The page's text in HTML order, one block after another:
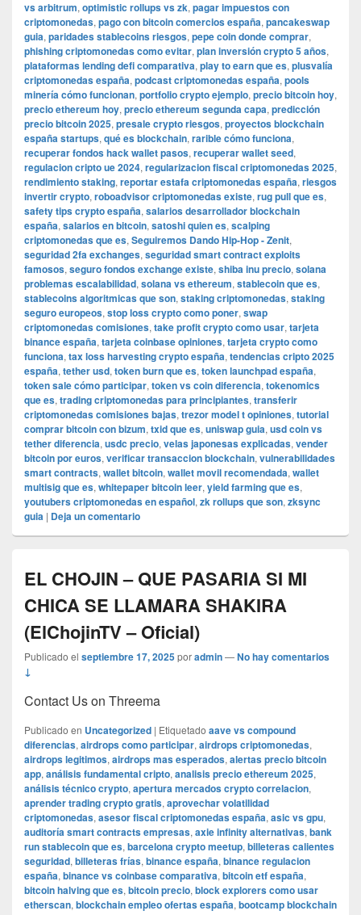
vs arbitrum, optimistic rollups vs zk, pagar impuestos con
criptomonedas, pago con bitcoin comercios españa, pancakeswap
guia, paridades stablecoins riesgos, pepe coin donde comprar,
phishing criptomonedas como evitar, plan inversión crypto 5 años,
plataformas lending defi comparativa, play to earn que es, plusvalía
criptomonedas españa, podcast criptomonedas españa, pools
minería cómo funcionan, portfolio crypto ejemplo, precio bitcoin hoy,
precio ethereum hoy, precio ethereum segunda capa, predicción
precio bitcoin 2025, presale crypto riesgos, proyectos blockchain
españa startups, qué es blockchain, rarible cómo funciona,
recuperar fondos hack wallet pasos, recuperar wallet seed,
regulacion cripto ue 2024, regularizacion fiscal criptomonedas 2025,
rendimiento staking, reportar estafa criptomonedas españa, riesgos
invertir crypto, roboadvisor criptomonedas existe, rug pull que es,
safety tips crypto españa, salarios desarrollador blockchain
españa, salarios en bitcoin, satoshi quien es, scalping
criptomonedas que es, Seguiremos Dando Hip-Hop - Zenit,
seguridad 2fa exchanges, seguridad smart contract exploits
famosos, seguro fondos exchange existe, shiba inu precio, solana
problemas escalabilidad, solana vs ethereum, stablecoin que es,
stablecoins algoritmicas que son, staking criptomonedas, staking
seguro europeos, stop loss crypto como poner, swap
criptomonedas comisiones, take profit crypto como usar, tarjeta
binance españa, tarjeta coinbase opiniones, tarjeta crypto como
funciona, tax loss harvesting crypto españa, tendencias cripto 2025
españa, tether usd, token burn que es, token launchpad españa,
token sale cómo participar, token vs coin diferencia, tokenomics
que es, trading criptomonedas para principiantes, transferir
criptomonedas comisiones bajas, trezor model t opiniones, tutorial
comprar bitcoin con bizum, txid que es, uniswap guia, usd coin vs
tether diferencia, usdc precio, velas japonesas explicadas, vender
bitcoin por euros, verificar transaccion blockchain, vulnerabilidades
smart contracts, wallet bitcoin, wallet movil recomendada, wallet
multisig que es, whitepaper bitcoin leer, yield farming que es,
youtubers criptomonedas en español, zk rollups que son, zksync
guia | Deja un comentario
EL CHOJIN – QUE PASARIA SI MI
CHICA SE LLAMARA SHAKIRA
(ElChojinTV – Oficial)
Publicado el septiembre 17, 2025poradmin—No hay comentarios
↓
Contact Us on Threema
Publicado en Uncategorized | Etiquetado aave vs compound
diferencias, airdrops como participar, airdrops criptomonedas,
airdrops legitimos, airdrops mas esperados, alertas precio bitcoin
app, análisis fundamental cripto, analisis precio ethereum 2025,
análisis técnico crypto, apertura mercados crypto correlacion,
aprender trading crypto gratis, aprovechar volatilidad
criptomonedas, asesor fiscal criptomonedas españa, asic vs gpu,
auditoría smart contracts empresas, axie infinity alternativas, bank
run stablecoin que es, barcelona crypto meetup, billeteras calientes
seguridad, billeteras frías, binance españa, binance regulacion
españa, binance vs coinbase comparativa, bitcoin etf españa,
bitcoin halving que es, bitcoin precio, block explorers como usar
etherscan, blockchain empleo ofertas españa, bootcamp blockchain